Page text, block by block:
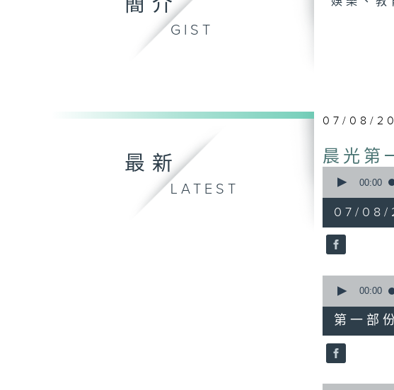
簡介
GIST
最新
LATEST
07/08/
晨光第
seconds
hours,
26
minutes,
32
90%
00:00
07/08/
seconds
51
minutes,
20
seconds
90%
00:00
第一